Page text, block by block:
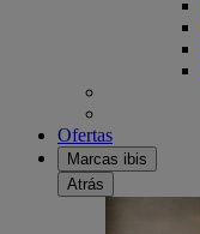
Ofertas
Marcas ibis
Atrás